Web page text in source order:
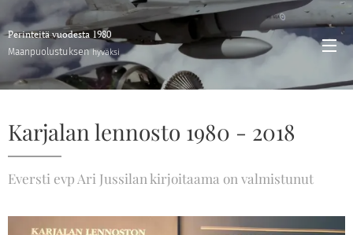
Perinteitä vuodesta 1980
Maanpuolustuksenhyväksi
Karjalan lennosto 1980 - 2018
Eversti evp Ari Jussilan kirjoitaama on valmistunut